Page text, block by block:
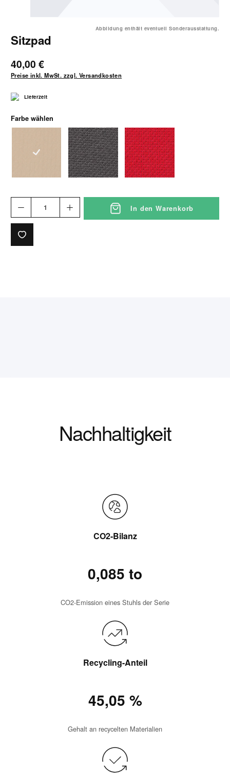
Abbildung enthält eventuell Sonderausstattung.
Sitzpad
40,00 €
Preise inkl. MwSt. zzgl. Versandkosten
Lieferzeit
Farbe wählen
1045 beige 1046 grau-schwarz 1047 rot
In den Warenkorb
Nachhaltigkeit
CO2-Bilanz
0,085 to
CO2-Emission eines Stuhls der Serie
Recycling-Anteil
45,05 %
Gehalt an recycelten Materialien